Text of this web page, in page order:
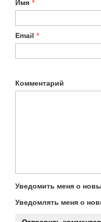
Имя *
Email *
Комментарий
Уведомить меня о
Уведомлять меня о